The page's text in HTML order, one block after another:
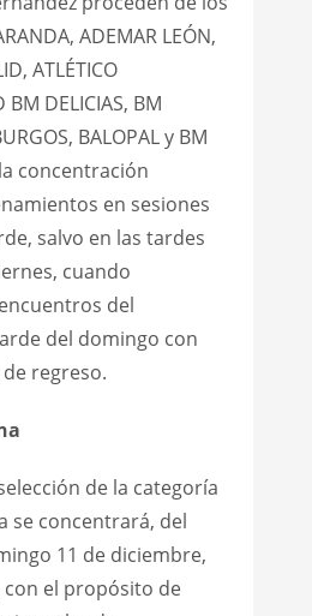
ADEMAR LEÓN,
ATLÉTICO
BM DELICIAS, BM
BALOPAL y BM
concentración
en sesiones
salvo en las tardes
cuando
del
del domingo con
regreso.
de la categoría
se concentrará, del
11 de diciembre,
con el propósito de